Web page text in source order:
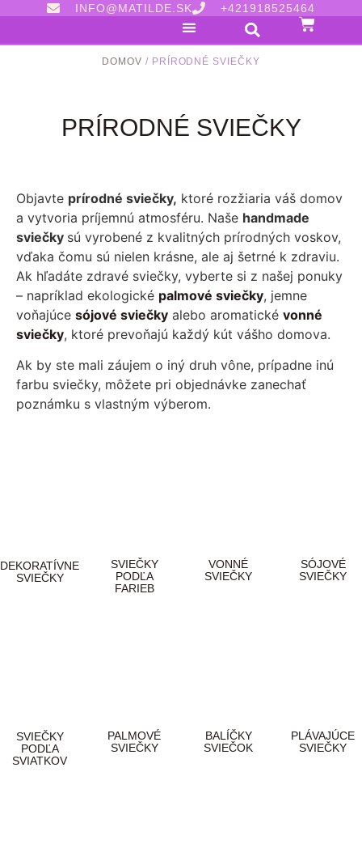
INFO@MATILDE.SK +421918525464
DOMOV / PRÍRODNÉ SVIEČKY
PRÍRODNÉ SVIEČKY
Objavte prírodné sviečky, ktoré rozžiaria váš domov
a vytvoria príjemnú atmosféru. Naše handmade
sviečky sú vyrobené z kvalitných prírodných voskov,
vďaka čomu sú nielen krásne, ale aj šetrné k zdraviu.
Ak hľadáte zdravé sviečky, vyberte si z našej ponuky
– napríklad ekologické palmové sviečky, jemne
voňajúce sójové sviečky alebo aromatické vonné
sviečky, ktoré prevoňajú každý kút vášho domova.
Ak by ste mali záujem o iný druh vône, prípadne inú
farbu sviečky, môžete pri objednávke zanechať
poznámku s vlastným výberom.
DEKORATÍVNE
SVIEČKY
SVIEČKY
PODĽA
FARIEB
VONNÉ
SVIEČKY
SÓJOVÉ
SVIEČKY
SVIEČKY
PODĽA
SVIATKOV
PALMOVÉ
SVIEČKY
BALÍČKY
SVIEČOK
PLÁVAJÚCE
SVIEČKY